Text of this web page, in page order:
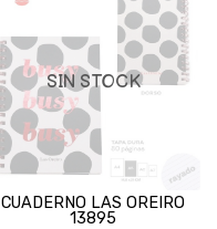
SIN STOCK
CUADERNO LAS OREIRO
13895